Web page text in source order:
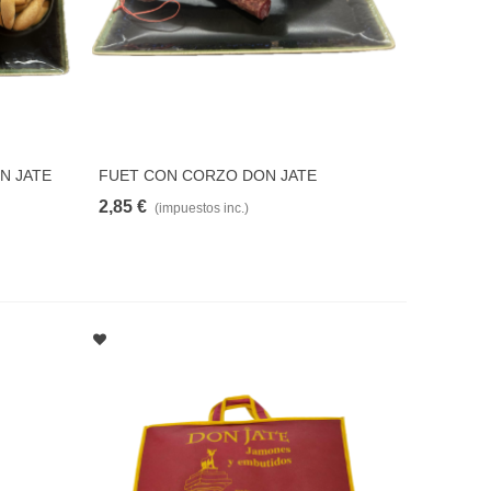
JATE AÑADIR PARA COMPARAR
FUET CON CORZO DON JATE
2,85 € (impuestos inc.)